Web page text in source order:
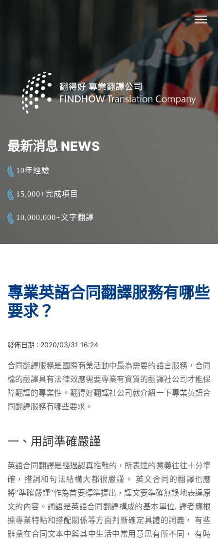
最新消息 NEWS
10年經驗
15,000+完成項目
10,000,000+文字翻譯
專業英語合同翻譯服務有哪些
要求？
發佈日期 : 2020/03/31 16:24
合同翻譯服務是國際商業活動中最為需要的語言服務，合同
檔的翻譯具有法律效應需要專業有資質的翻譯社公司才能保
障翻譯的專業性。翻得好翻譯社公司就介紹一下專業英語合
同翻譯服務有哪些要求。
一、用詞準確嚴謹
英語合同翻譯是經過認真推敲的，所表達的意義往往十分準
確，措詞和句法結構大都很嚴謹。 英文合同的翻譯也應
將"準確嚴謹"作為首要標準提出，譯文要準確無誤地表達原
文的內容。詞語是英語合同翻譯構成的基本單位, 譯者應根
據專業特點和搭配關係等方面判斷確定具體的詞義， 有些
辭彙在合同文本中與其中生活中常用意思有所不同， 有時